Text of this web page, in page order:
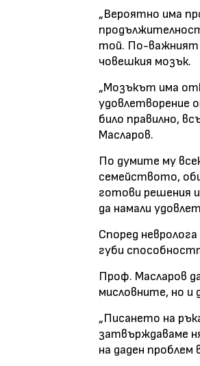
„Вероятно има
той. По-важният
човешкия мозък.
„Мозъкът има
удовлетворение
било правилно,
Масларов.
По думите му
семейството,
готови решения
да намали
Според
губи
Проф. Масларов
мисловните, но и
„Писането на
затвърждаваме
на даден